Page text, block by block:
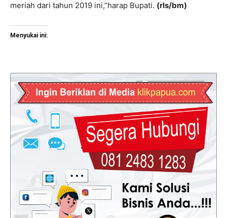
meriah dari tahun 2019 ini,”harap Bupati. (rls/bm)
Menyukai ini: